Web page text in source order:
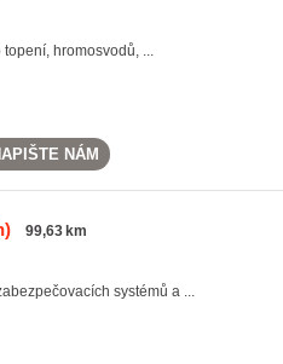
hromosvodů, ...
NÁM
99,63 km
systémů a ...